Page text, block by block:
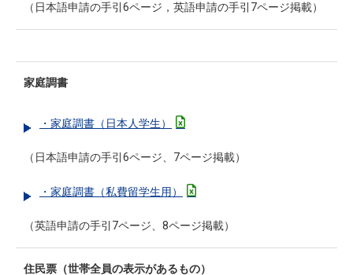
（日本語申請の手引6ページ，英語申請の手引7ページ掲載）
家庭調書
・家庭調書（日本人学生）
（日本語申請の手引6ページ、7ページ掲載）
・家庭調書（私費留学生用）
（英語申請の手引7ページ、8ページ掲載）
住民票（世帯全員の表示があるもの）